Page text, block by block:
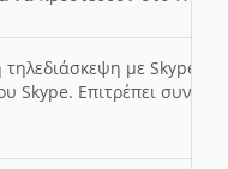
με Skype
Skype. Επιτρέπει